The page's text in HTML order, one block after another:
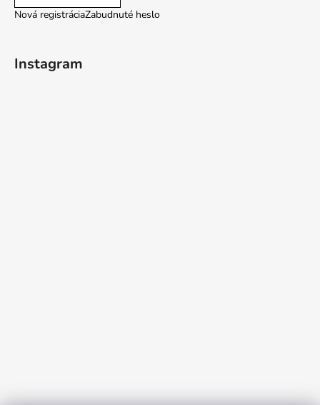
Nová registráciaZabudnuté heslo
Instagram